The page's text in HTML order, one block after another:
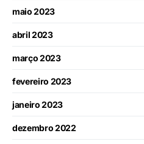
maio 2023
abril 2023
março 2023
fevereiro 2023
janeiro 2023
dezembro 2022